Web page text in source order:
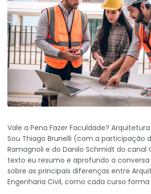
Vale a Pena Fazer Faculdade?
Sou Thiago Brunelli (com a participação
Ramagnoli e do Danilo Schmidt do canal
texto eu resumo e aprofundo a
sobre as principais diferenças entre
Engenharia Civil, como cada curso forma